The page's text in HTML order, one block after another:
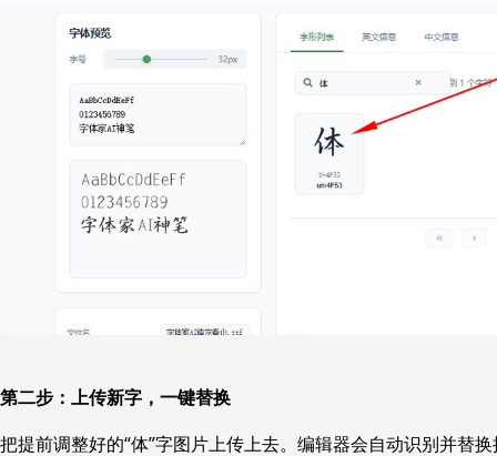
第二步：上传新字，一键替换
把提前调整好的“体”字图片上传上去。编辑器会自动识别并替